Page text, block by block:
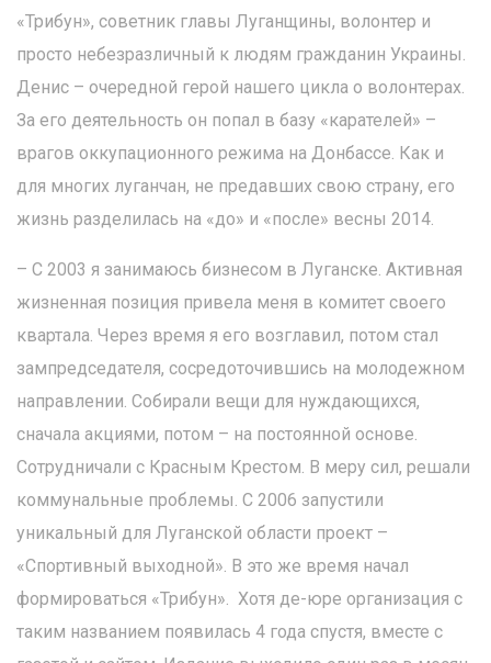
«Трибун», советник главы Луганщины, волонтер и
просто небезразличный к людям гражданин Украины.
Денис – очередной герой нашего цикла о волонтерах.
За его деятельность он попал в базу «карателей» –
врагов оккупационного режима на Донбассе. Как и
для многих луганчан, не предавших свою страну, его
жизнь разделилась на «до» и «после» весны 2014.
– С 2003 я занимаюсь бизнесом в Луганске. Активная
жизненная позиция привела меня в комитет своего
квартала. Через время я его возглавил, потом стал
зампредседателя, сосредоточившись на молодежном
направлении. Собирали вещи для нуждающихся,
сначала акциями, потом – на постоянной основе.
Сотрудничали с Красным Крестом. В меру сил, решали
коммунальные проблемы. С 2006 запустили
уникальный для Луганской области проект –
«Спортивный выходной». В это же время начал
формироваться «Трибун». Хотя де-юре организация с
таким названием появилась 4 года спустя, вместе с